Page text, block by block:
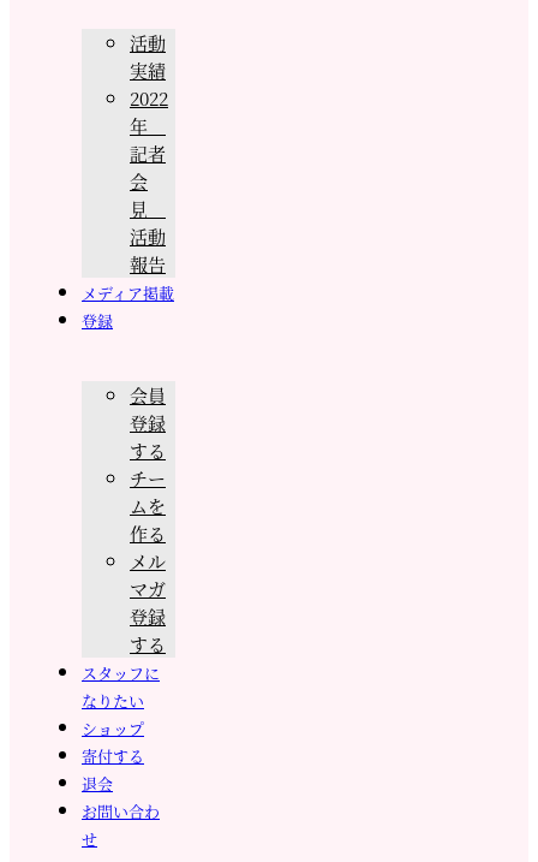
活動
実績
2022
年
記者
会
見
活動
報告
メディア掲載
登録
会員
登録
する
チー
ムを
作る
メル
マガ
登録
する
スタッフに
なりたい
ショップ
寄付する
退会
お問い合わ
せ